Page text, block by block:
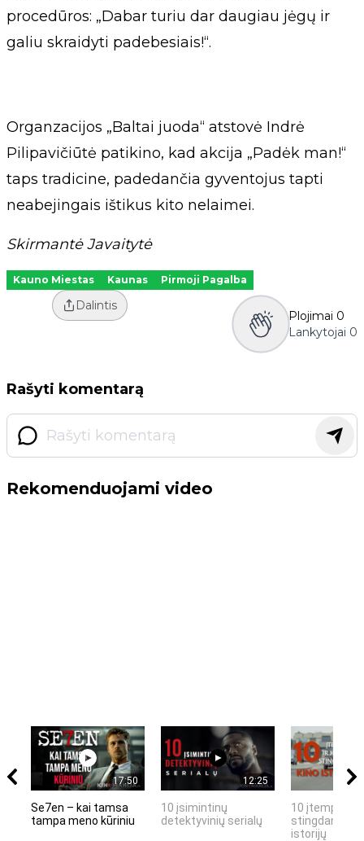
procedūros: „Dabar turiu dar daugiau jėgų ir
galiu skraidyti padebesiais!“.
Organzacijos „Baltai juoda“ atstovė Indrė
Pilipavičiūtė patikino, kad akcija „Padėk man!“
taps tradicine, padedančia gyventojus tapti
neabejingais ištikus kito nelaimei.
Skirmantė Javaitytė
Kauno Miestas Kaunas Pirmoji Pagalba
Dalintis
Plojimai 0
Lankytojai 0
Rašyti komentarą
Rekomenduojami video
17:50
Se7en – kai tamsa
tampa meno kūriniu
12:25
10 įsimintinų
detektyvinių serialų
10 įtemptų,
stingdančių
istorijų